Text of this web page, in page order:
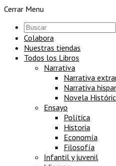
Cerrar Menu
Colabora
Nuestras tiendas
Todos los Libros
Narrativa
Narrativa
Narrativa
Novela
Ensayo
Política
Historia
Economía
Filosofía
Infantil y juvenil